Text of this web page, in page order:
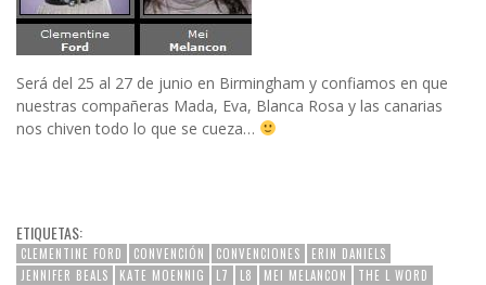
Será del 25 al 27 de junio en Birmingham y confiamos en que
nuestras compañeras Mada, Eva, Blanca Rosa y las canarias
nos chiven todo lo que se cueza…
ETIQUETAS:
CLEMENTINE FORD CONVENCIÓN CONVENCIONES
ERIN DANIELS
JENNIFER BEALS
KATE MOENNIG L7 L8 MEI MELANCON THE L WORD